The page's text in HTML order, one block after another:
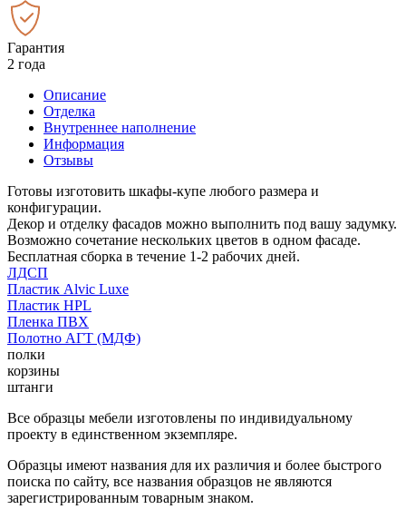
Гарантия
2 года
Описание
Отделка
Внутреннее наполнение
Информация
Отзывы
Готовы изготовить шкафы-купе любого размера и
конфигурации.
Декор и отделку фасадов можно выполнить под вашу задумку.
Возможно сочетание нескольких цветов в одном фасаде.
Бесплатная сборка в течение 1-2 рабочих дней.
ЛДСП
Пластик Alvic Luxe
Пластик HPL
Пленка ПВХ
Полотно АГТ (МДФ)
полки
корзины
штанги
Все образцы мебели изготовлены по индивидуальному
проекту в единственном экземпляре.
Образцы имеют названия для их различия и более быстрого
поиска по сайту, все названия образцов не являются
зарегистрированным товарным знаком.